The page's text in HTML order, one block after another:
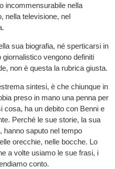
incommensurabile nella
nella televisione, nel
sua biografia, né sperticarsi in
vengono definiti
non è questa la rubrica giusta.
sintesi, è che chiunque in
preso in mano una penna per
cosa, ha un debito con Benni e
Perché le sue storie, la sua
hanno saputo nel tempo
orecchie, nelle bocche. Lo
a volte usiamo le sue frasi, i
conto.